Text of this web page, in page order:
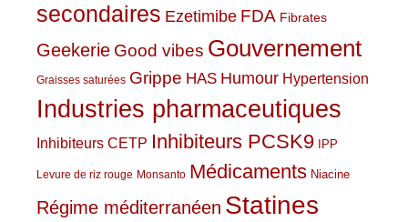
secondaires Ezetimibe FDA Fibrates
Geekerie Good vibes Gouvernement
Graisses saturées Grippe HAS Humour Hypertension
Industries pharmaceutiques
Inhibiteurs CETP Inhibiteurs PCSK9 IPP
Levure de riz rouge Monsanto Médicaments Niacine
Régime méditerranéen Statines